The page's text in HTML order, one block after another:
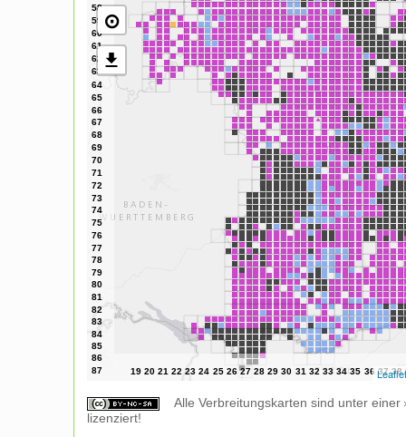
⊙
Leaflet
Alle Verbreitungskarten sind unter einer
lizenziert!